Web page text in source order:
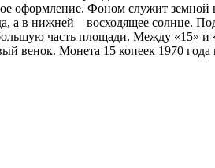
оформление. Фоном служит
а в нижней – восходящее солнце.
часть площади. Между «15» и
венок. Монета 15 копеек 1970